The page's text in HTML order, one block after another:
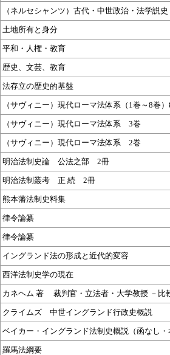
（ネルセシャンツ）古代・中世政治・法学説史
土地所有と身分
平和・人権・教育
歴史、文芸、教育
法存立の歴史的基盤
（サヴィニー）現代ローマ法体系（1巻～8巻
（サヴィニー）現代ローマ法体系 3巻
（サヴィニー）現代ローマ法体系 2巻
明治法制史論 公法之部 2冊
明治法制叢考 正 続 2冊
熊本藩法制史料集
律令論纂
律令論纂
イングランド法の形成と近代的変容
西洋法制史学の現在
カネヘム 著 裁判官・立法者・大学教授 －比
クライムズ 中世イングランド行政史概説
ベイカー・イングランド法制史概説（函なし・
羅馬法綱要